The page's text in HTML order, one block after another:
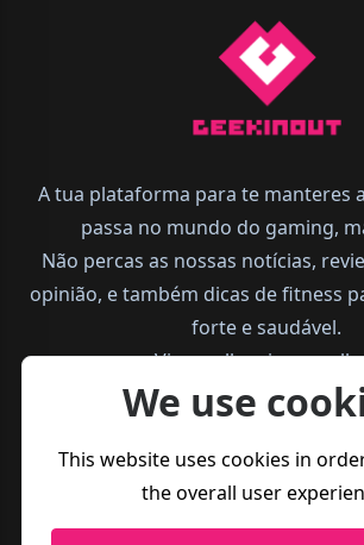
A tua plataforma para te manteres
passa no mundo do gaming,
Não percas as nossas notícias,
opinião, e também dicas de fitness
forte e saudável.
Vive melhor, joga
We use
This website uses cookies in
the overall user